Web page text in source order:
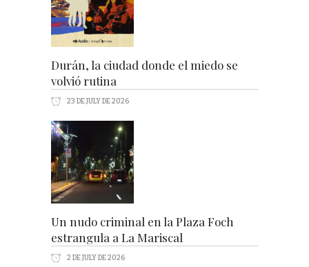
Durán, la ciudad donde el miedo se
volvió rutina
23 DE JULY DE 2026
Un nudo criminal en la Plaza Foch
estrangula a La Mariscal
2 DE JULY DE 2026